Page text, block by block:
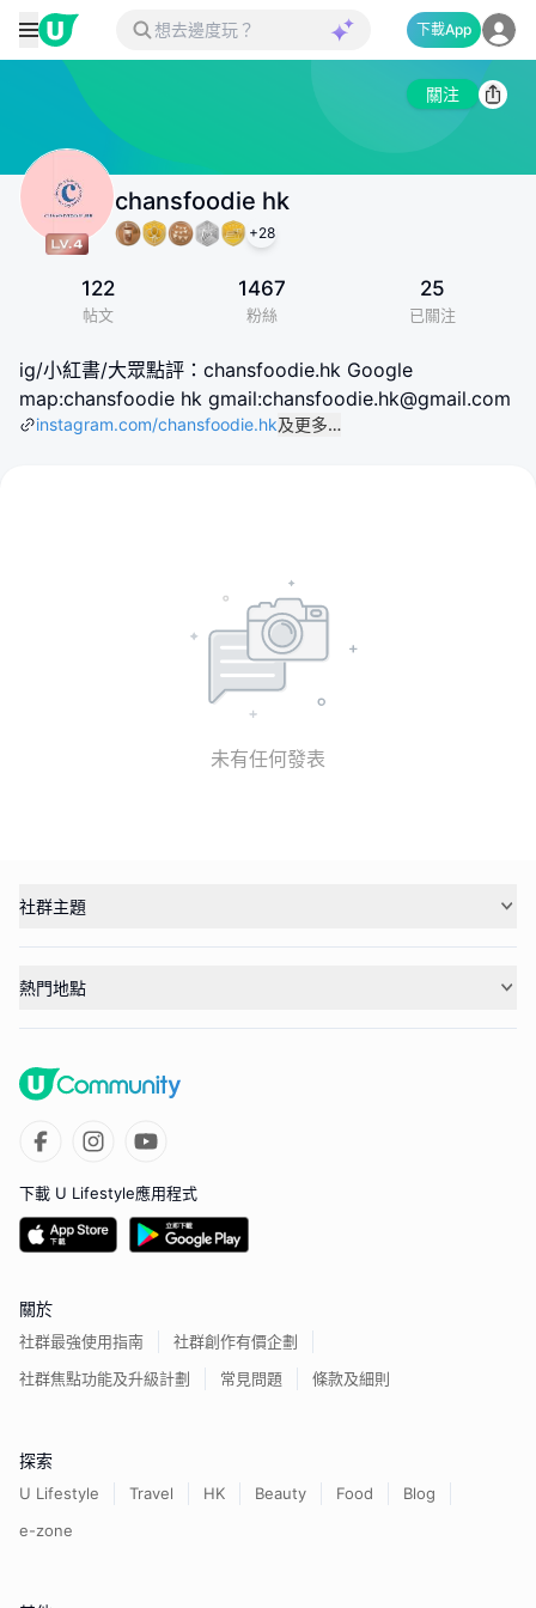
下載App
關注
chansfoodie hk
+28
122
帖文
1467
粉絲
25
已關注
ig/小紅書/大眾點評：chansfoodie.hk Google
map:chansfoodie hk gmail:chansfoodie.hk@gmail.com
instagram.com/chansfoodie.hk及更多…
未有任何發表
社群主題
熱門地點
下載 U Lifestyle應用程式
關於
社群最強使用指南
社群創作有價企劃
社群焦點功能及升級計劃
常見問題 條款及細則
探索
U Lifestyle Travel HK Beauty Food
Blog
e-zone